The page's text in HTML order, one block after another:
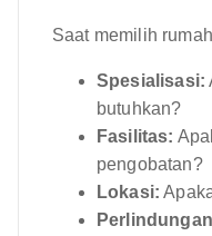
Saat memilih
Spesialisasi:
butuhkan?
Fasilitas:
pengobatan?
Lokasi: